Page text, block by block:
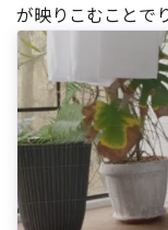
が映りこむことで